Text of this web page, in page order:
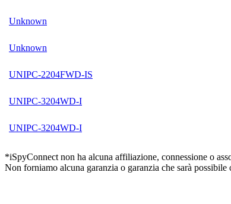
Unknown
Unknown
UNIPC-2204FWD-IS
UNIPC-3204WD-I
UNIPC-3204WD-I
*iSpyConnect non ha alcuna affiliazione, connessione o
Non forniamo alcuna garanzia o garanzia che sarà